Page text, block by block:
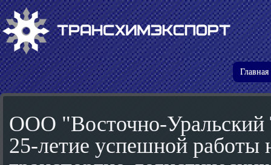
Главная
ООО "Восточно-Уральский
25-летие успешной работы